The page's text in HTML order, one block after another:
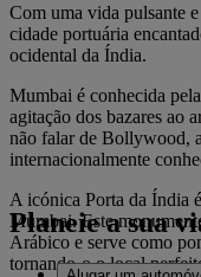
Com uma vida pulsante
cidade portuária
ocidental da Índia.
Mumbai é conhecida
agitação dos bazares ao
não falar de Bollywood,
internacionalmente
A icónica Porta da Índia
Mumbai. Este
Arábico e serve como
tornando-o o local
Planeie a sua